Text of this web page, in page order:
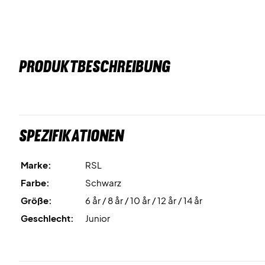
PRODUKTBESCHREIBUNG
Spezifikationen
Marke:
RSL
Farbe:
Schwarz
Größe:
6 år / 8 år / 10 år / 12 år / 14 år
Geschlecht:
Junior